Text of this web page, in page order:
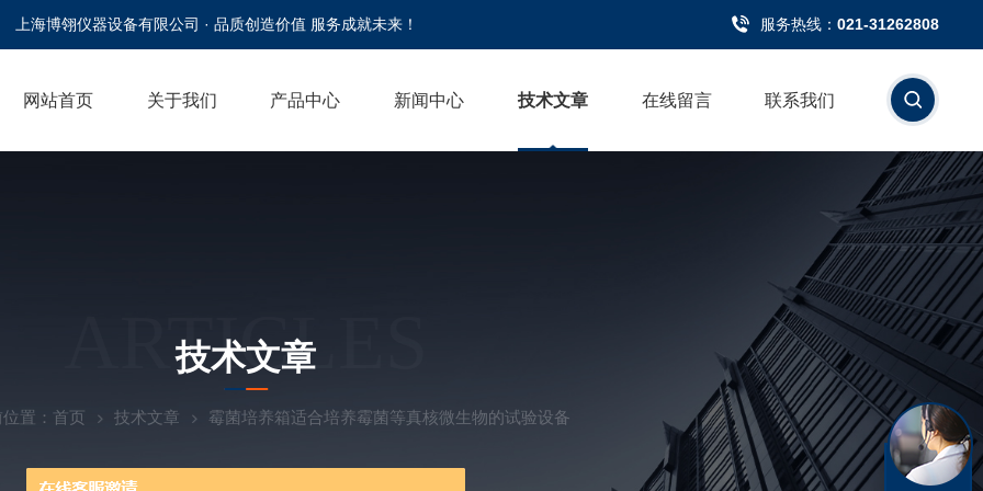
上海博翎仪器设备有限公司 · 品质创造价值 服务成就未来！ 服务热线： 021-31262808
网站首页 关于我们 产品中心 新闻中心 技术文章 在线留言 联系我们
ARTICLES
技术文章
置： 首页 技术文章 霉菌培养箱适合培养霉菌等真核微生物的试验设备